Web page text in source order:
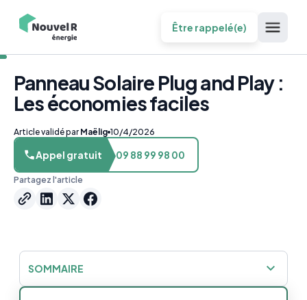
Être rappelé(e)
Panneau Solaire Plug and Play :
Les économies faciles
Article validé par Maëlig 10/4/2026
Appel gratuit 09 88 99 98 00
Partagez l'article
SOMMAIRE